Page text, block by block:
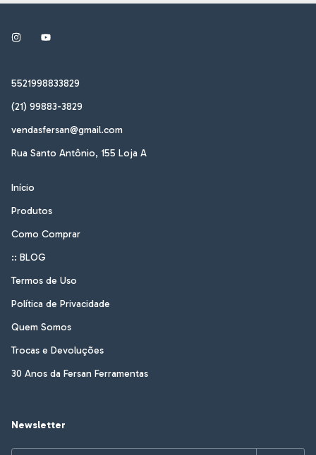
5521998833829
(21) 99883-3829
vendasfersan@gmail.com
Rua Santo Antônio, 155 Loja A
Início
Produtos
Como Comprar
:: BLOG
Termos de Uso
Política de Privacidade
Quem Somos
Trocas e Devoluções
30 Anos da Fersan Ferramentas
Newsletter